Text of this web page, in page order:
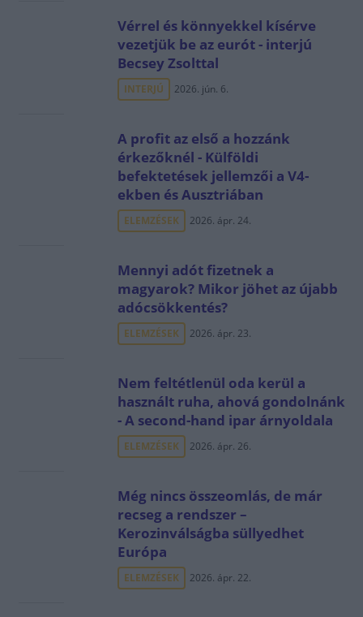
Vérrel és könnyekkel kísérve
vezetjük be az eurót - interjú
Becsey Zsolttal
INTERJÚ 2026. jún. 6.
A profit az első a hozzánk
érkezőknél - Külföldi
befektetések jellemzői a V4-
ekben és Ausztriában
ELEMZÉSEK 2026. ápr. 24.
Mennyi adót fizetnek a
magyarok? Mikor jöhet az újabb
adócsökkentés?
ELEMZÉSEK 2026. ápr. 23.
Nem feltétlenül oda kerül a
használt ruha, ahová gondolnánk
- A second-hand ipar árnyoldala
ELEMZÉSEK 2026. ápr. 26.
Még nincs összeomlás, de már
recseg a rendszer –
Kerozinválságba süllyedhet
Európa
ELEMZÉSEK 2026. ápr. 22.